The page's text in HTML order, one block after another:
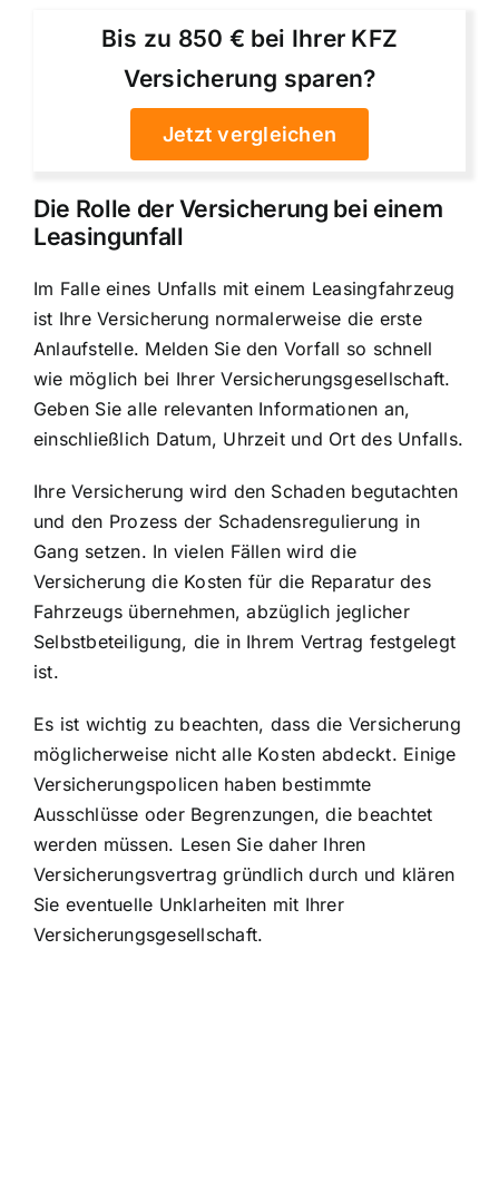
Bis zu 850 € bei Ihrer KFZ
Versicherung sparen?
Jetzt vergleichen
Die Rolle der Versicherung bei einem
Leasingunfall
Im Falle eines Unfalls mit einem Leasingfahrzeug
ist Ihre Versicherung normalerweise die erste
Anlaufstelle. Melden Sie den Vorfall so schnell
wie möglich bei Ihrer Versicherungsgesellschaft.
Geben Sie alle relevanten Informationen an,
einschließlich Datum, Uhrzeit und Ort des Unfalls.
Ihre Versicherung wird den Schaden begutachten
und den Prozess der Schadensregulierung in
Gang setzen. In vielen Fällen wird die
Versicherung die Kosten für die Reparatur des
Fahrzeugs übernehmen, abzüglich jeglicher
Selbstbeteiligung, die in Ihrem Vertrag festgelegt
ist.
Es ist wichtig zu beachten, dass die Versicherung
möglicherweise nicht alle Kosten abdeckt. Einige
Versicherungspolicen haben bestimmte
Ausschlüsse oder Begrenzungen, die beachtet
werden müssen. Lesen Sie daher Ihren
Versicherungsvertrag gründlich durch und klären
Sie eventuelle Unklarheiten mit Ihrer
Versicherungsgesellschaft.